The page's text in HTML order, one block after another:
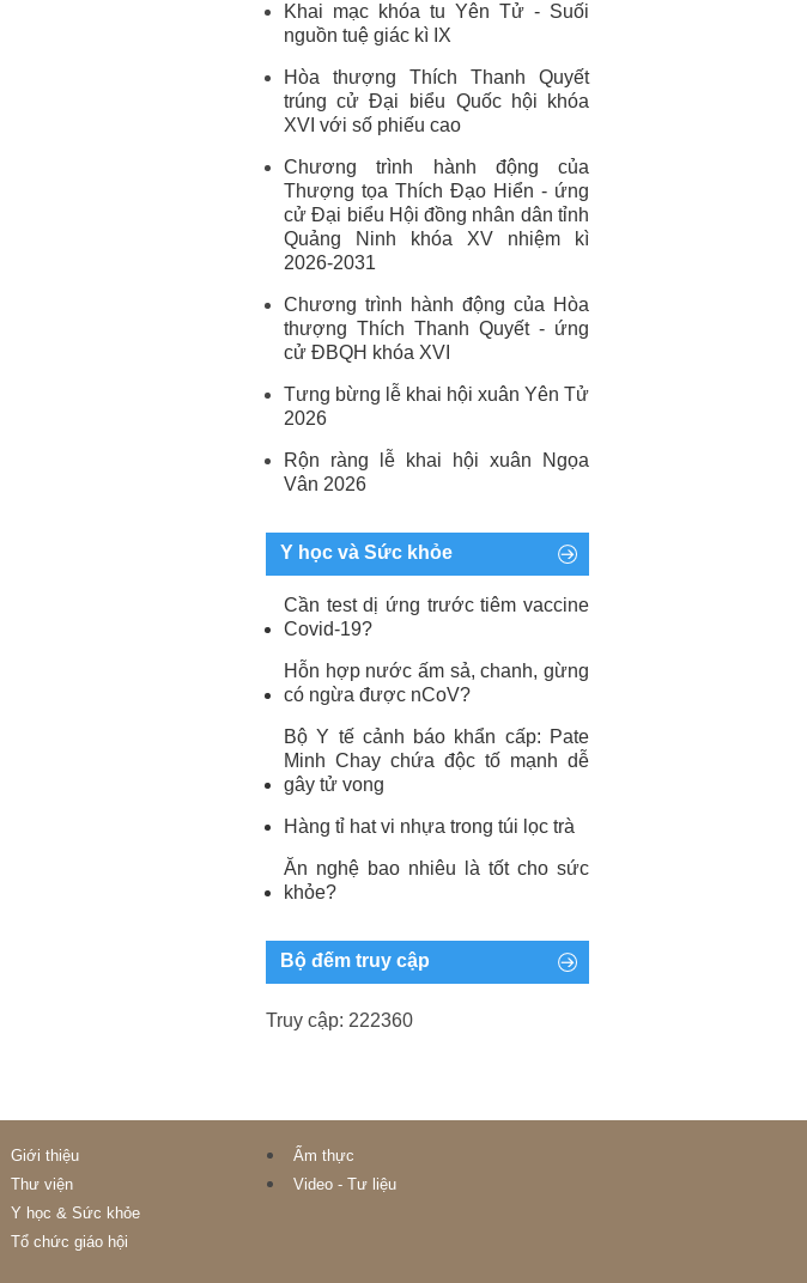
Khai mạc khóa tu Yên Tử - Suối
nguồn tuệ giác kì IX
Hòa thượng Thích Thanh Quyết
trúng cử Đại biểu Quốc hội khóa
XVI với số phiếu cao
Chương trình hành động của
Thượng tọa Thích Đạo Hiển - ứng
cử Đại biểu Hội đồng nhân dân tỉnh
Quảng Ninh khóa XV nhiệm kì
2026-2031
Chương trình hành động của Hòa
thượng Thích Thanh Quyết - ứng
cử ĐBQH khóa XVI
Tưng bừng lễ khai hội xuân Yên Tử
2026
Rộn ràng lễ khai hội xuân Ngọa
Vân 2026
Y học và Sức khỏe
Cần test dị ứng trước tiêm vaccine
Covid-19?
Hỗn hợp nước ấm sả, chanh, gừng
có ngừa được nCoV?
Bộ Y tế cảnh báo khẩn cấp: Pate
Minh Chay chứa độc tố mạnh dễ
gây tử vong
Hàng tỉ hat vi nhựa trong túi lọc trà
Ăn nghệ bao nhiêu là tốt cho sức
khỏe?
Bộ đếm truy cập
Truy cập: 222360
Giới thiệu
Thư viện
Y học & Sức khỏe
Tổ chức giáo hội
Ẩm thực
Video - Tư liệu